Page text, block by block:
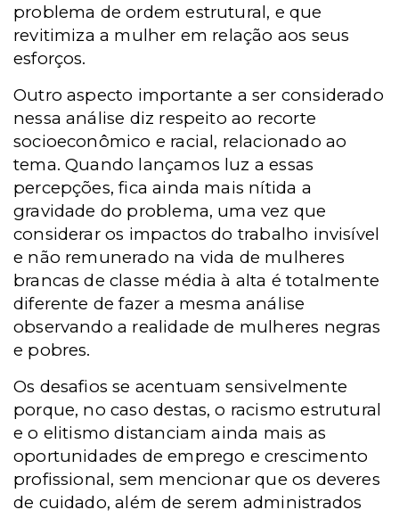
problema de ordem estrutural, e que
revitimiza a mulher em relação aos seus
esforços.
Outro aspecto importante a ser considerado
nessa análise diz respeito ao recorte
socioeconômico e racial, relacionado ao
tema. Quando lançamos luz a essas
percepções, fica ainda mais nítida a
gravidade do problema, uma vez que
considerar os impactos do trabalho invisível
e não remunerado na vida de mulheres
brancas de classe média à alta é totalmente
diferente de fazer a mesma análise
observando a realidade de mulheres negras
e pobres.
Os desafios se acentuam sensivelmente
porque, no caso destas, o racismo estrutural
e o elitismo distanciam ainda mais as
oportunidades de emprego e crescimento
profissional, sem mencionar que os deveres
de cuidado, além de serem administrados